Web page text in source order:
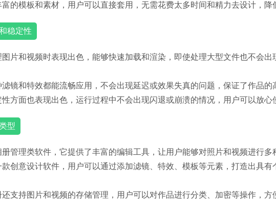
的模板和素材，用户可以直接套用，无需花费太多时间和精力去设计，降
稳定性
片和视频时表现出色，能够快速加载和渲染，即使处理大型文件也不会出
镜和特效都能流畅应用，不会出现延迟或效果失真的问题，保证了作品的
方面也表现出色，运行过程中不会出现闪退或崩溃的情况，用户可以放心
型
管理类软件，它提供了丰富的编辑工具，让用户能够对照片和视频进行多
款创意设计软件，用户可以通过添加滤镜、特效、模板等元素，打造出具有
支持图片和视频的存储管理，用户可以对作品进行分类、加密等操作，方